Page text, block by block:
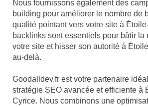
Nous fournissons également des
building pour améliorer le nombre de
qualité pointant vers votre site à
backlinks sont essentiels pour bâtir la
votre site et hisser son autorité à
au-delà.
Goodalldev.fr est votre partenaire
stratégie SEO avancée et efficiente à
Cyrice. Nous combinons une